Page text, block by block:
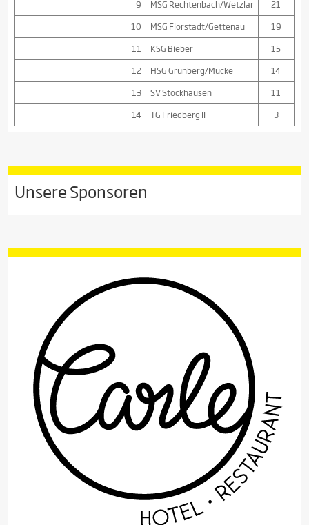
9
MSG Rechtenbach/Wetzlar
21
10
MSG Florstadt/Gettenau
19
11
KSG Bieber
15
12
HSG Grünberg/Mücke
14
13
SV Stockhausen
11
14
TG Friedberg II 3
Unsere Sponsoren